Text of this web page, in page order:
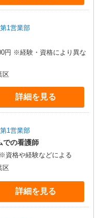
。 ◎残業時は別途時間外手
1営業部
円 ※経験・資格により異な
区
詳細を見る
1営業部
での看護師
資格や経験などによる
区
詳細を見る